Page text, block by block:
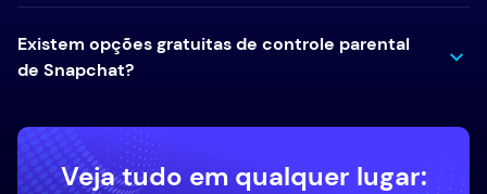
Existem opções gratuitas de controle parental
de Snapchat?
Veja tudo em qualquer lugar: